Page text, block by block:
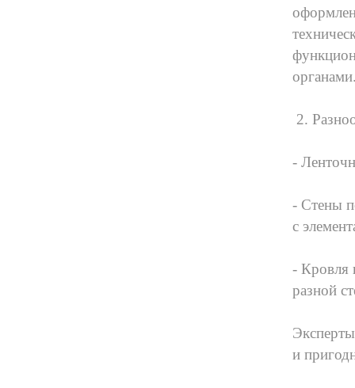
2.
-
- Стены
с
- Кровля
разной
и